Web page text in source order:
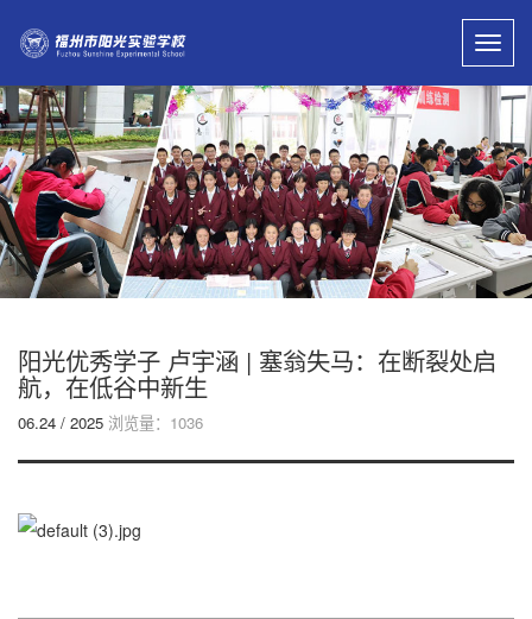
阳光优秀学子 卢宇涵 | 塞翁失马：在断裂处启
航，在低谷中新生
06.24 / 2025 浏览量：1036